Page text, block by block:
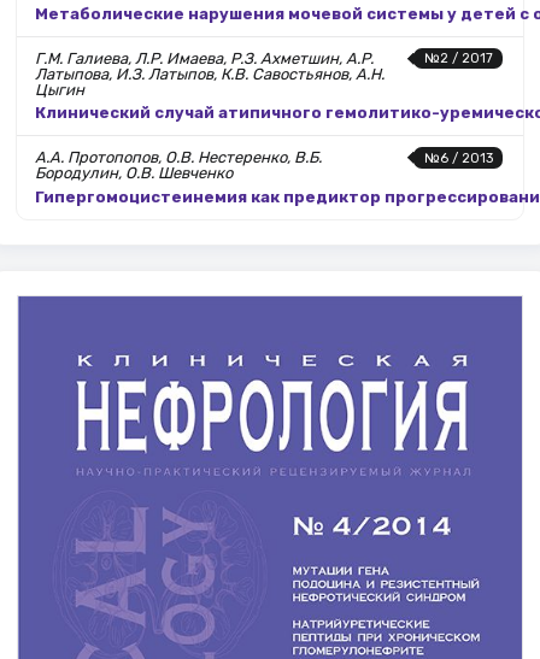
Метаболические нарушения мочевой системы у детей
№2 / 2017
Г.М. Галиева, Л.Р. Имаева, Р.З. Ахметшин, А.Р.
Латыпова, И.З. Латыпов, К.В. Савостьянов, А.Н.
Цыгин
Клинический случай атипичного гемолитико-
№6 / 2013
А.А. Протопопов, О.В. Нестеренко, В.Б.
Бородулин, О.В. Шевченко
Гипергомоцистеинемия как предиктор